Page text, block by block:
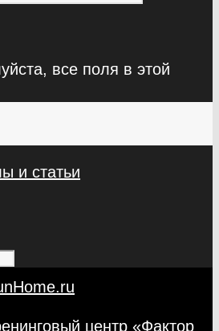
все поля в этой
и статьи
центр «Фактор